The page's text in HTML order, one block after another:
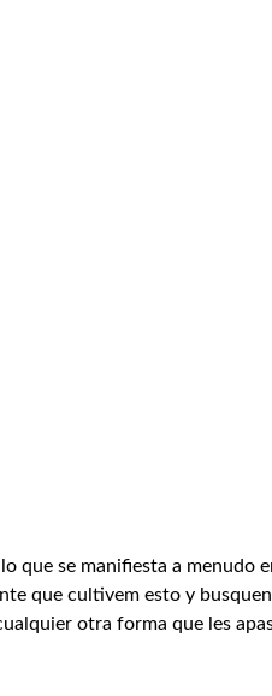
que se manifiesta a menudo
que cultivem esto y
otra forma que les